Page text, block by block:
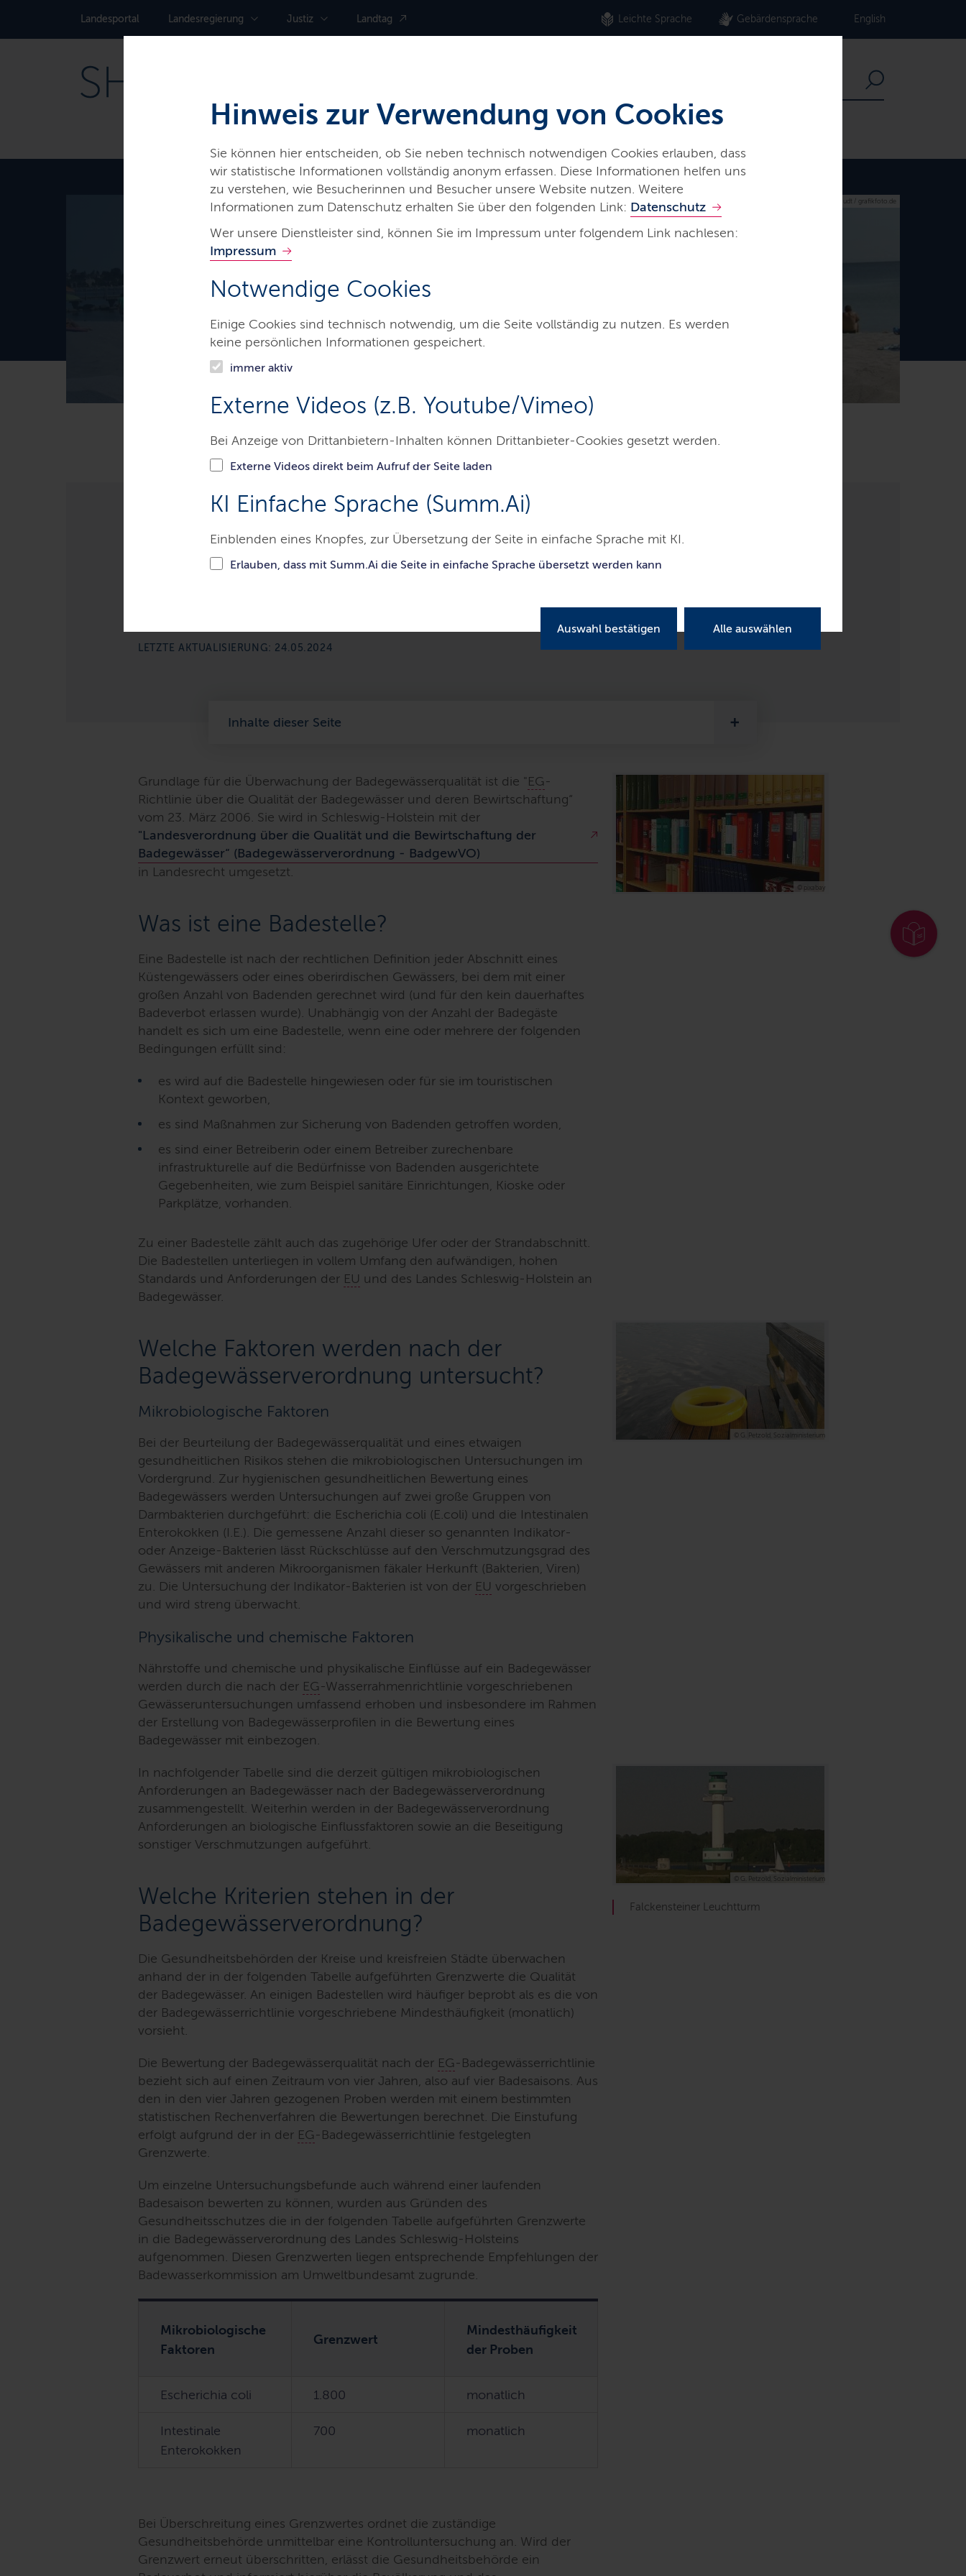
Hinweis zur Verwendung von Cookies
Sie können hier entscheiden, ob Sie neben technisch notwendigen Cookies erlauben, dass
wir statistische Informationen vollständig anonym erfassen. Diese Informationen helfen uns
zu verstehen, wie Besucherinnen und Besucher unsere Website nutzen. Weitere
Informationen zum Datenschutz erhalten Sie über den folgenden Link: Datenschutz
Wer unsere Dienstleister sind, können Sie im Impressum unter folgendem Link nachlesen:
Impressum
Notwendige Cookies
Einige Cookies sind technisch notwendig, um die Seite vollständig zu nutzen. Es werden
keine persönlichen Informationen gespeichert.
immer aktiv
Externe Videos (z.B. Youtube/Vimeo)
Bei Anzeige von Drittanbietern-Inhalten können Drittanbieter-Cookies gesetzt werden.
Externe Videos direkt beim Aufruf der Seite laden
KI Einfache Sprache (Summ.Ai)
Einblenden eines Knopfes, zur Übersetzung der Seite in einfache Sprache mit KI.
Erlauben, dass mit Summ.Ai die Seite in einfache Sprache übersetzt werden kann
Auswahl bestätigen Alle auswählen
Landes­portal Landes­regierung Justiz Landtag Leichte Sprache Gebärdensprache English
Badegewässerqualität
© M. Staudt / grafikfoto.de
Rechtsgrundlagen
LETZTE AKTUALISIERUNG: 24.05.2024
Inhalte dieser Seite
© pixabay
Grundlage für die Überwachung der Badegewässerqualität ist die " EG-
Richtlinie über die Qualität der Badegewässer und deren Bewirtschaftung“
vom 23. März 2006. Sie wird in Schleswig-Holstein mit der
"Landesverordnung über die Qualität und die Bewirtschaftung der
Badegewässer“ (Badegewässerverordnung - BadgewVO)
in Landesrecht umgesetzt.
Was ist eine Badestelle?
Eine Badestelle ist nach der rechtlichen Definition jeder Abschnitt eines
Küstengewässers oder eines oberirdischen Gewässers, bei dem mit einer
großen Anzahl von Badenden gerechnet wird (und für den kein dauerhaftes
Badeverbot erlassen wurde). Unabhängig von der Anzahl der Badegäste
handelt es sich um eine Badestelle, wenn eine oder mehrere der folgenden
Bedingungen erfüllt sind:
es wird auf die Badestelle hingewiesen oder für sie im touristischen
Kontext geworben,
es sind Maßnahmen zur Sicherung von Badenden getroffen worden,
es sind einer Betreiberin oder einem Betreiber zurechenbare
infrastrukturelle auf die Bedürfnisse von Badenden ausgerichtete
Gegebenheiten, wie zum Beispiel sanitäre Einrichtungen, Kioske oder
Parkplätze, vorhanden.
Zu einer Badestelle zählt auch das zugehörige Ufer oder der Strandabschnitt.
Die Badestellen unterliegen in vollem Umfang den aufwändigen, hohen
Standards und Anforderungen der EU und des Landes Schleswig-Holstein an
Badegewässer.
© G. Petzold, Sozialministerium
Welche Faktoren werden nach der
Badegewässerverordnung untersucht?
Mikrobiologische Faktoren
Bei der Beurteilung der Badegewässerqualität und eines etwaigen
gesundheitlichen Risikos stehen die mikrobiologischen Untersuchungen im
Vordergrund. Zur hygienischen gesundheitlichen Bewertung eines
Badegewässers werden Untersuchungen auf zwei große Gruppen von
Darmbakterien durchgeführt: die Escherichia coli (E.coli) und die Intestinalen
Enterokokken (I.E.). Die gemessene Anzahl dieser so genannten Indikator-
oder Anzeige-Bakterien lässt Rückschlüsse auf den Verschmutzungsgrad des
Gewässers mit anderen Mikroorganismen fäkaler Herkunft (Bakterien, Viren)
zu. Die Untersuchung der Indikator-Bakterien ist von der EU vorgeschrieben
und wird streng überwacht.
Physikalische und chemische Faktoren
Nährstoffe und chemische und physikalische Einflüsse auf ein Badegewässer
werden durch die nach der EG-Wasserrahmenrichtlinie vorgeschriebenen
Gewässeruntersuchungen umfassend erhoben und insbesondere im Rahmen
der Erstellung von Badegewässerprofilen in die Bewertung eines
Badegewässer mit einbezogen.
© G. Petzold, Sozialministerium
Falckensteiner Leuchtturm
In nachfolgender Tabelle sind die derzeit gültigen mikrobiologischen
Anforderungen an Badegewässer nach der Badegewässerverordnung
zusammengestellt. Weiterhin werden in der Badegewässerverordnung
Anforderungen an biologische Einflussfaktoren sowie an die Beseitigung
sonstiger Verschmutzungen aufgeführt.
Welche Kriterien stehen in der
Badegewässerverordnung?
Die Gesundheitsbehörden der Kreise und kreisfreien Städte überwachen
anhand der in der folgenden Tabelle aufgeführten Grenzwerte die Qualität
der Badegewässer. An einigen Badestellen wird häufiger beprobt als es die von
der Badegewässerrichtlinie vorgeschriebene Mindesthäufigkeit (monatlich)
vorsieht.
Die Bewertung der Badegewässerqualität nach der EG-Badegewässerrichtlinie
bezieht sich auf einen Zeitraum von vier Jahren, also auf vier Badesaisons. Aus
den in den vier Jahren gezogenen Proben werden mit einem bestimmten
statistischen Rechenverfahren die Bewertungen berechnet. Die Einstufung
erfolgt aufgrund der in der EG-Badegewässerrichtlinie festgelegten
Grenzwerte.
Um einzelne Untersuchungsbefunde auch während einer laufenden
Badesaison bewerten zu können, wurden aus Gründen des
Gesundheitsschutzes die in der folgenden Tabelle aufgeführten Grenzwerte
in die Badegewässerverordnung des Landes Schleswig-Holsteins
aufgenommen. Diesen Grenzwerten liegen entsprechende Empfehlungen der
Badewasserkommission am Umweltbundesamt zugrunde.
Mikrobiologische
Faktoren
Grenzwert
Mindesthäufigkeit
der Proben
Escherichia coli 1.800 monatlich
Intestinale
Enterokokken
700 monatlich
Bei Überschreitung eines Grenzwertes ordnet die zuständige
Gesundheitsbehörde unmittelbar eine Kontrolluntersuchung an. Wird der
Grenzwert erneut überschritten, erlässt die Gesundheitsbehörde ein